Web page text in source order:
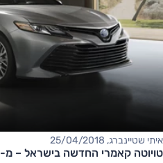
איתי שטיינברג, 25/04/2018
טויוטה קאמרי החדשה בישראל – מ-175,000 שקל